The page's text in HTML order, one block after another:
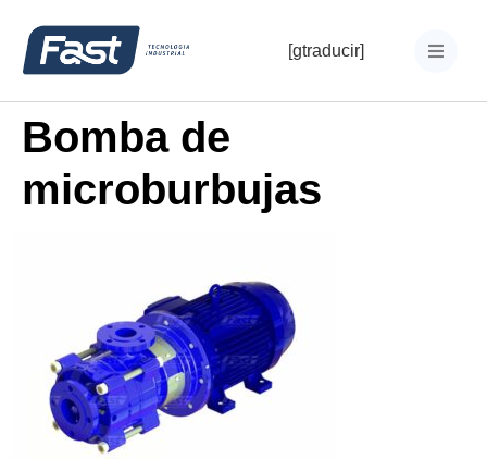
[gtraducir]
Bomba de
microburbujas